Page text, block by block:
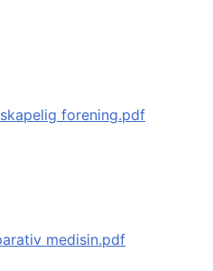
forening.pdf
medisin.pdf